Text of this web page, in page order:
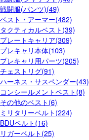
戦闘服(パンツ)(49)
ベスト・アーマー(482)
タクティカルベスト(39)
プレートキャリア(309)
プレキャリ本体(103)
プレキャリ用パーツ(205)
チェストリグ(91)
ハーネス・サスペンダー(43)
コンシールメントベスト(8)
その他のベスト(6)
ミリタリーベルト(224)
BDUベルト(16)
リガーベルト(25)